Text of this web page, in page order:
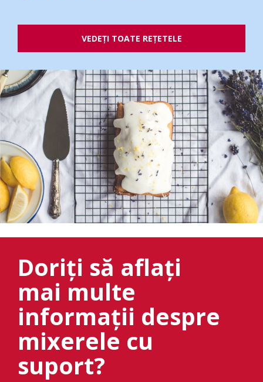
VEDEȚI TOATE REȚETELE
Doriți să aflați
mai multe
informații despre
mixerele cu
suport?